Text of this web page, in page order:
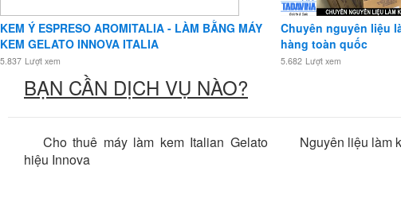
KEM Ý ESPRESO AROMITALIA - LÀM BẰNG MÁY
KEM GELATO INNOVA ITALIA
5.837 Lượt xem
Chuyên nguyên liệu
hàng toàn quốc
5.682 Lượt xem
BẠN CẦN DỊCH VỤ NÀO?
Cho thuê máy làm kem Italian Gelato
hiệu Innova
Nguyên liệu làm